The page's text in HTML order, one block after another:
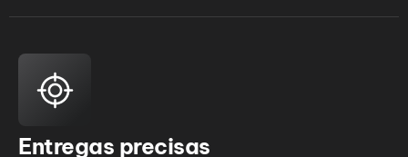
Entregas precisas